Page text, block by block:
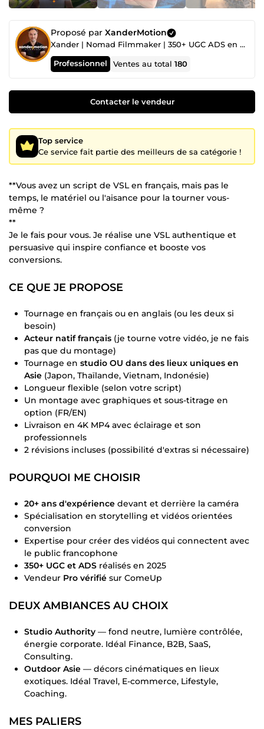
Proposé par XanderMotion
Xander | Nomad Filmmaker | 350+ UGC ADS en 2025
Professionnel Ventes au total180
Contacter le vendeur
Top service
Ce service fait partie des meilleurs de sa catégorie !
**Vous avez un script de VSL en français, mais pas le
temps, le matériel ou l'aisance pour la tourner vous-
même ?
**
Je le fais pour vous. Je réalise une VSL authentique et
persuasive qui inspire confiance et booste vos
conversions.
CE QUE JE PROPOSE
Tournage en français ou en anglais (ou les deux si
besoin)
Acteur natif français (je tourne votre vidéo, je ne fais
pas que du montage)
Tournage en studio OU dans des lieux uniques en
Asie (Japon, Thaïlande, Vietnam, Indonésie)
Longueur flexible (selon votre script)
Un montage avec graphiques et sous-titrage en
option (FR/EN)
Livraison en 4K MP4 avec éclairage et son
professionnels
2 révisions incluses (possibilité d'extras si nécessaire)
POURQUOI ME CHOISIR
20+ ans d'expérience devant et derrière la caméra
Spécialisation en storytelling et vidéos orientées
conversion
Expertise pour créer des vidéos qui connectent avec
le public francophone
350+ UGC et ADS réalisés en 2025
Vendeur Pro vérifié sur ComeUp
DEUX AMBIANCES AU CHOIX
Studio Authority — fond neutre, lumière contrôlée,
énergie corporate. Idéal Finance, B2B, SaaS,
Consulting.
Outdoor Asie — décors cinématiques en lieux
exotiques. Idéal Travel, E-commerce, Lifestyle,
Coaching.
MES PALIERS